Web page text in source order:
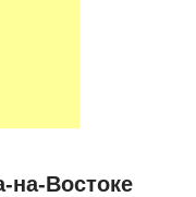
на-Востоке